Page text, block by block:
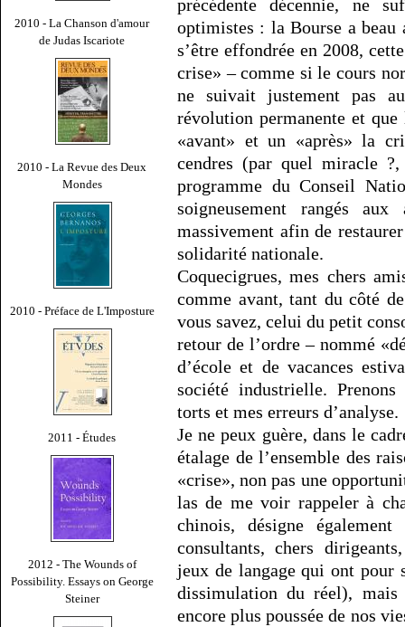
2010 - La Chanson d'amour
de Judas Iscariote
2010 - La Revue des Deux
Mondes
2010 - Préface de L'Imposture
2011 - Études
2012 - The Wounds of
Possibility. Essays on George
Steiner
précédente décennie, ne
optimistes : la Bourse a beau
s’être effondrée en 2008,
crise» – comme si le cours
ne suivait justement pas
révolution permanente et
«avant» et un «après» la
cendres (par quel miracle
programme du Conseil
soigneusement rangés
massivement afin de
solidarité nationale.
Coquecigrues, mes chers
comme avant, tant du côté
vous savez, celui du petit
retour de l’ordre – nommé
d’école et de vacances
société industrielle.
torts et mes erreurs d’analyse.
Je ne peux guère, dans le
étalage de l’ensemble des
«crise», non pas une
las de me voir rappeler à
chinois, désigne également
consultants, chers
jeux de langage qui ont pour
dissimulation du réel), mais
encore plus poussée de nos